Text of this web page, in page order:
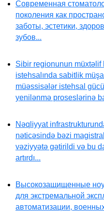
Современная
поколения как
заботы, эстетики,
зубов...
Sibir regionunun
istehsalında sabitlik
müəssisələr istehsal
yenilənmə proseslərinə
Nəqliyyat
nəticəsində bəzi
vəziyyətə gətirildi və bu
artırdı...
Высокозащищенные
для экстремальной
автоматизации,